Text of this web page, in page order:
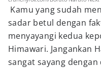
Kamu yang sudah
sadar betul dengan
menyayangi kedua
Himawari. Jangankan
sangat sayang dengan